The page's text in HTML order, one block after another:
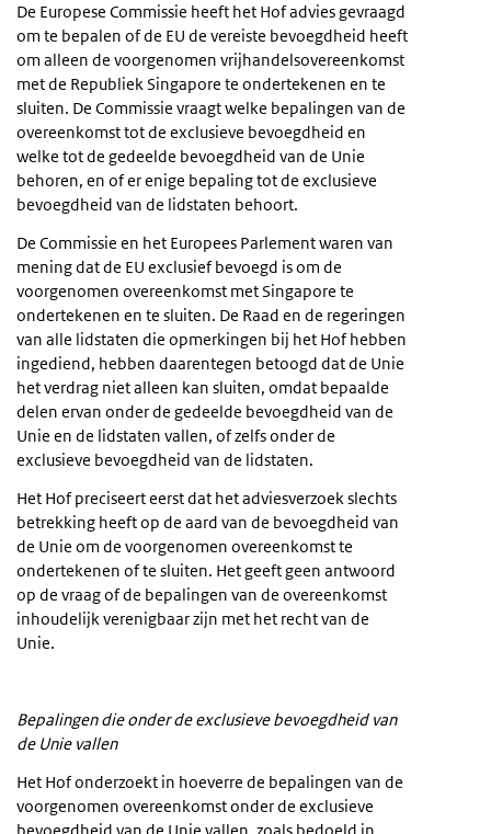
De Europese Commissie heeft het Hof advies gevraagd
om te bepalen of de EU de vereiste bevoegdheid heeft
om alleen de voorgenomen vrijhandelsovereenkomst
met de Republiek Singapore te ondertekenen en te
sluiten. De Commissie vraagt welke bepalingen van de
overeenkomst tot de exclusieve bevoegdheid en
welke tot de gedeelde bevoegdheid van de Unie
behoren, en of er enige bepaling tot de exclusieve
bevoegdheid van de lidstaten behoort.
De Commissie en het Europees Parlement waren van
mening dat de EU exclusief bevoegd is om de
voorgenomen overeenkomst met Singapore te
ondertekenen en te sluiten. De Raad en de regeringen
van alle lidstaten die opmerkingen bij het Hof hebben
ingediend, hebben daarentegen betoogd dat de Unie
het verdrag niet alleen kan sluiten, omdat bepaalde
delen ervan onder de gedeelde bevoegdheid van de
Unie en de lidstaten vallen, of zelfs onder de
exclusieve bevoegdheid van de lidstaten.
Het Hof preciseert eerst dat het adviesverzoek slechts
betrekking heeft op de aard van de bevoegdheid van
de Unie om de voorgenomen overeenkomst te
ondertekenen of te sluiten. Het geeft geen antwoord
op de vraag of de bepalingen van de overeenkomst
inhoudelijk verenigbaar zijn met het recht van de
Unie.
Bepalingen die onder de exclusieve bevoegdheid van
de Unie vallen
Het Hof onderzoekt in hoeverre de bepalingen van de
voorgenomen overeenkomst onder de exclusieve